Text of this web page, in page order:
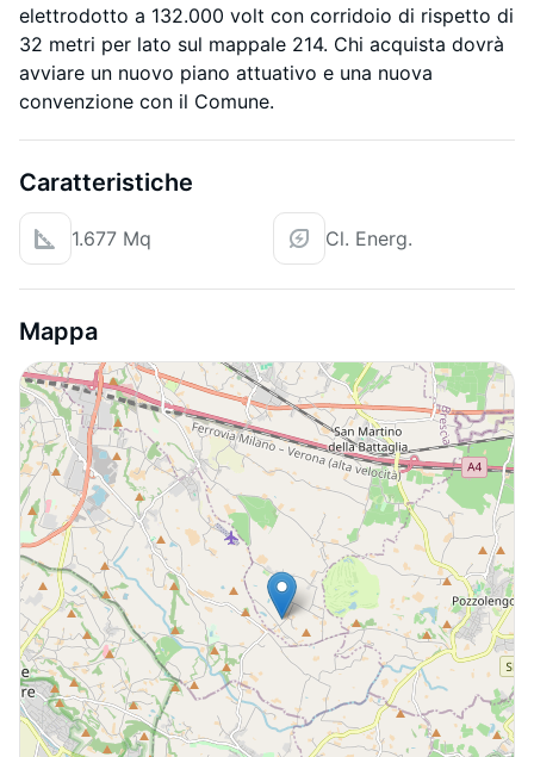
elettrodotto a 132.000 volt con corridoio di rispetto di
32 metri per lato sul mappale 214. Chi acquista dovrà
avviare un nuovo piano attuativo e una nuova
convenzione con il Comune.
Caratteristiche
1.677 Mq Cl. Energ.
Mappa